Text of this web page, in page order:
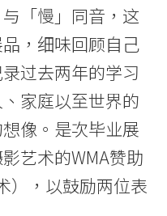
「慢」同音，这
，细味回顾自己
过去两年的学习
家庭以至世界的
像。是次毕业展
艺术的WMA赞助
），以鼓励两位表